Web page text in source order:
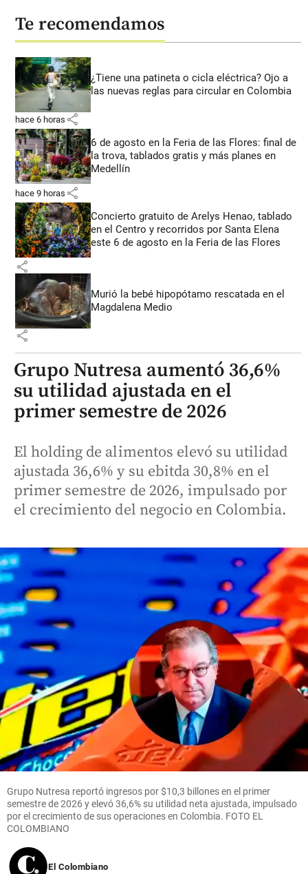
Te recomendamos
¿Tiene una patineta o cicla eléctrica? Ojo a
las nuevas reglas para circular en Colombia
hace 6 horas share
6 de agosto en la Feria de las Flores: final de
la trova, tablados gratis y más planes en
Medellín
hace 9 horas share
Concierto gratuito de Arelys Henao, tablado
en el Centro y recorridos por Santa Elena
este 6 de agosto en la Feria de las Flores
share
Murió la bebé hipopótamo rescatada en el
Magdalena Medio
share
Grupo Nutresa aumentó 36,6%
su utilidad ajustada en el
primer semestre de 2026
El holding de alimentos elevó su utilidad
ajustada 36,6% y su ebitda 30,8% en el
primer semestre de 2026, impulsado por
el crecimiento del negocio en Colombia.
Grupo Nutresa reportó ingresos por $10,3 billones en el primer
semestre de 2026 y elevó 36,6% su utilidad neta ajustada, impulsado
por el crecimiento de sus operaciones en Colombia. FOTO EL
COLOMBIANO
El Colombiano